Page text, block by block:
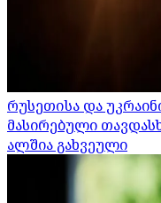
რუსეთისა და
მასირებული
ალშია გახვეული